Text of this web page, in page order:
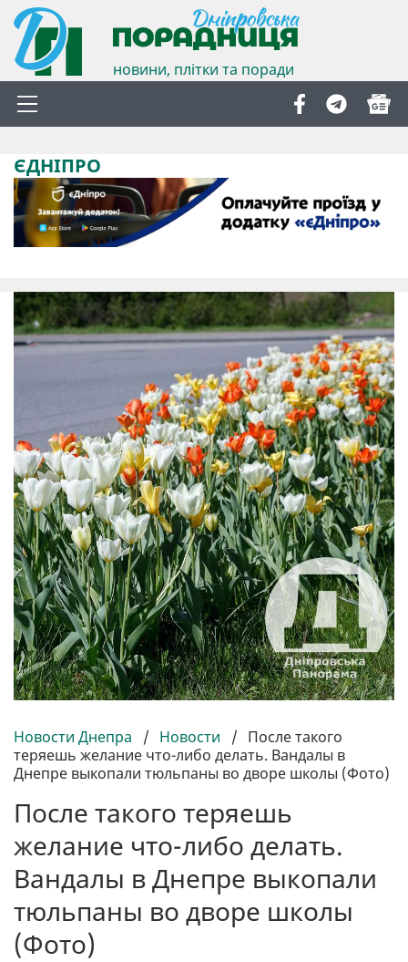
новини, плітки та поради
ЄДНІПРО
Новости Днепра / Новости / После такого
теряешь желание что-либо делать. Вандалы в
Днепре выкопали тюльпаны во дворе школы (Фото)
После такого теряешь
желание что-либо делать.
Вандалы в Днепре выкопали
тюльпаны во дворе школы
(Фото)